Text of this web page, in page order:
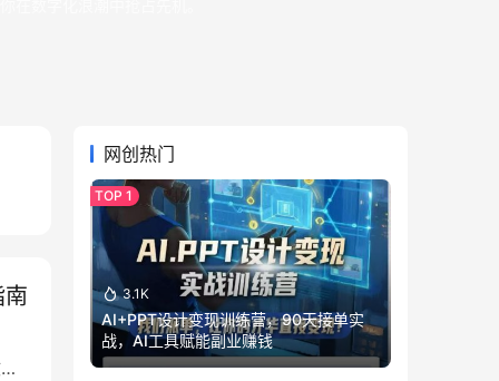
网创热门
3.1K
AI+PPT设计变现训练营，90天接单实
战，AI工具赋能副业赚钱